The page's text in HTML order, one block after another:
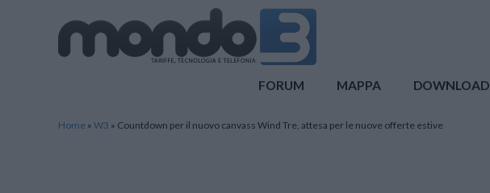
FORUM MAPPA DOWNLOAD
Home » W3 » Countdown per il nuovo canvass Wind Tre, attesa per le nuove offerte estive